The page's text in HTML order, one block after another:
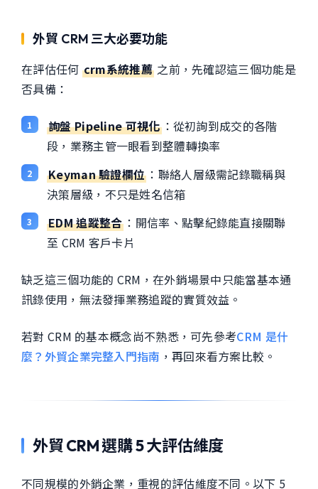
外貿 CRM 三大必要功能
在評估任何 crm系統推薦之前，先確認這三個功能是
否具備：
詢盤 Pipeline 可視化：從初詢到成交的各階
段，業務主管一眼看到整體轉換率
Keyman 驗證欄位 ：聯絡人層級需記錄職稱與
決策層級，不只是姓名信箱
EDM 追蹤整合 ：開信率、點擊紀錄能直接關聯
至 CRM 客戶卡片
缺乏這三個功能的 CRM，在外銷場景中只能當基本通
訊錄使用，無法發揮業務追蹤的實質效益。
若對 CRM 的基本概念尚不熟悉，可先參考CRM 是什
麼？外貿企業完整入門指南 ，再回來看方案比較。
外貿 CRM 選購 5 大評估維度
不同規模的外銷企業，重視的評估維度不同。以下 5